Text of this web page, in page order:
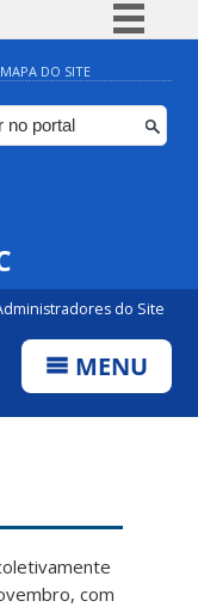
Simplifique!
BR
Participe
MAPA DO SITE
do Site
MENU
com